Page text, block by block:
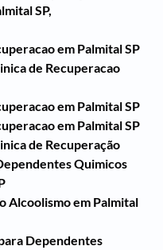
SP,
em Palmital SP
de Recuperacao
em Palmital SP
em Palmital SP
de Recuperação
Quimicos
Alcoolismo em Palmital
Dependentes